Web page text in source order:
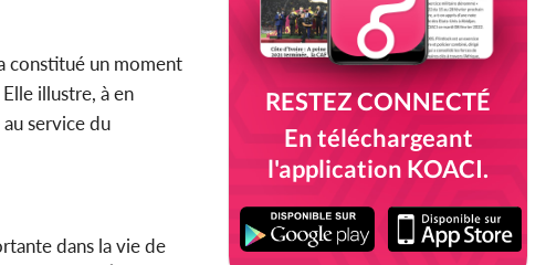
constitué un moment
illustre, à en
service du
dans la vie de
RESTEZ CONNECTÉ
En téléchargeant
l'application KOACI.